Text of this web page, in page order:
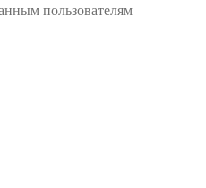
пользователям